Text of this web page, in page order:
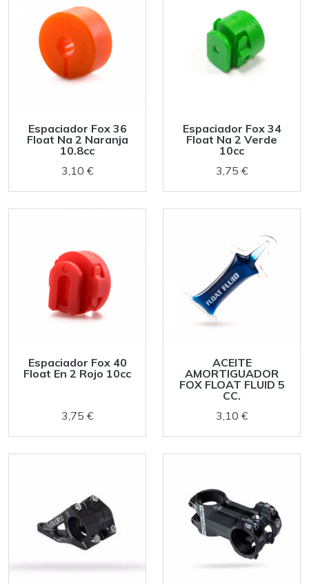
Espaciador Fox 36
Float Na 2 Naranja
10.8cc
3,10 €
Espaciador Fox 34
Float Na 2 Verde
10cc
3,75 €
Espaciador Fox 40
Float En 2 Rojo 10cc
3,75 €
ACEITE
AMORTIGUADOR
FOX FLOAT FLUID 5
CC.
3,10 €